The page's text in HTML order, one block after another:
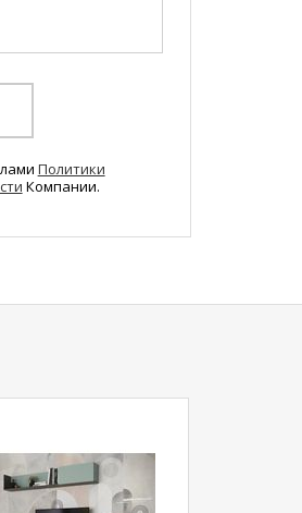
Политики
Компании.